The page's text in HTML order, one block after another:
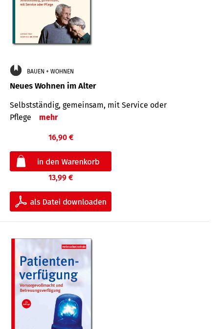
BAUEN + WOHNEN
Neues Wohnen im Alter
Selbstständig, gemeinsam, mit Service oder
Pflege
mehr
16,90 €
13,99 €